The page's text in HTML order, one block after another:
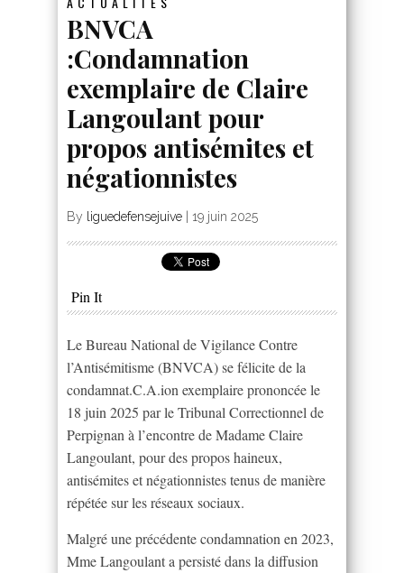
BNVCA
:Condamnation
exemplaire de Claire
Langoulant pour
propos antisémites et
négationnistes
By liguedefensejuive 19 juin 2025
Pin It
Le Bureau National de Vigilance Contre
l’Antisémitisme (BNVCA) se félicite de la
condamnat.C.A.ion exemplaire prononcée le
18 juin 2025 par le Tribunal Correctionnel de
Perpignan à l’encontre de Madame Claire
Langoulant, pour des propos haineux,
antisémites et négationnistes tenus de manière
répétée sur les réseaux sociaux.
Malgré une précédente condamnation en 2023,
Mme Langoulant a persisté dans la diffusion